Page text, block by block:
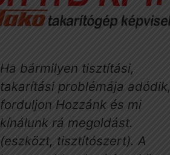
Ha bármilyen tisztítási,
takarítási problémája adódik,
forduljon Hozzánk és mi
kínálunk rá megoldást.
(eszközt, tisztítószert). A